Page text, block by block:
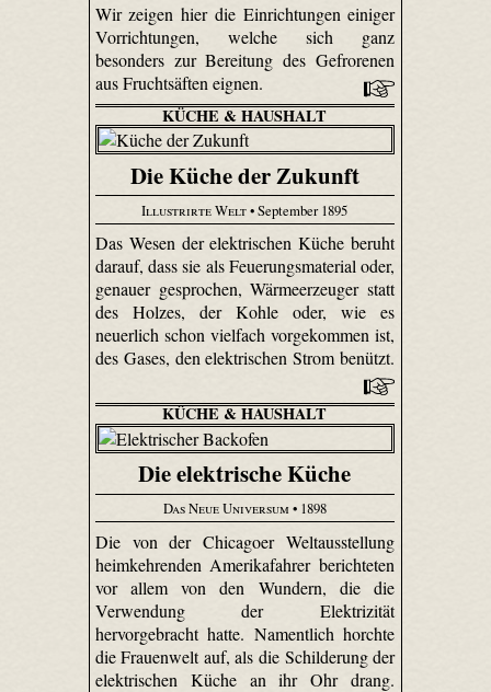
Wir zeigen hier die Einrichtungen einiger
Vorrichtungen, welche sich ganz
besonders zur Bereitung des Gefrorenen
aus Fruchtsäften eignen.
KÜCHE & HAUSHALT
Die Küche der Zukunft
Illustrirte Welt• September 1895
Das Wesen der elektrischen Küche beruht
darauf, dass sie als Feue­rungs­material oder,
genauer gesprochen, Wärmeerzeuger statt
des Holzes, der Kohle oder, wie es
neuerlich schon vielfach vorgekommen ist,
des Gases, den elektrischen Strom benützt.
KÜCHE & HAUSHALT
Die elektrische Küche
Das Neue Universum • 1898
Die von der Chicagoer Weltausstellung
heimkehrenden Amerikafahrer berichteten
vor allem von den Wundern, die die
Verwendung der Elektrizität
hervorgebracht hatte. Namentlich horchte
die Frauenwelt auf, als die Schilderung der
elektrischen Küche an ihr Ohr drang.